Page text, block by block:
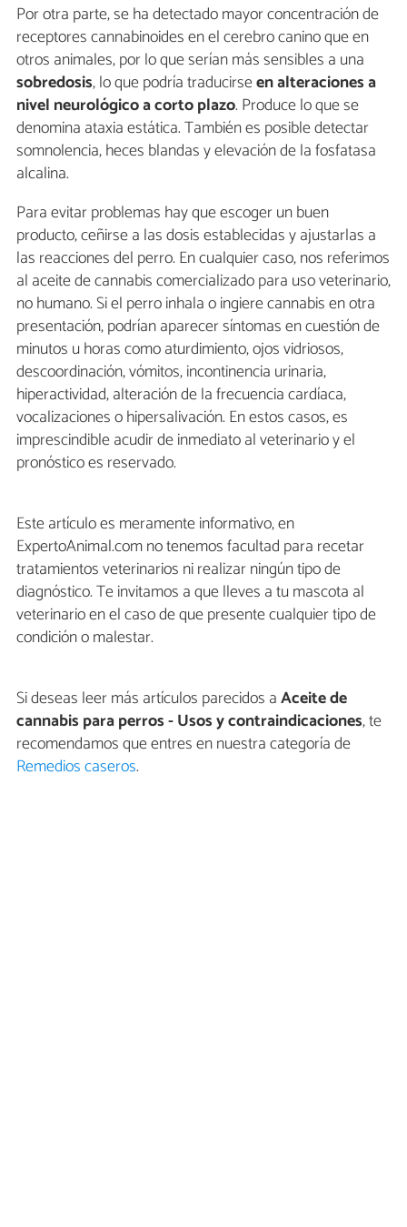
Por otra parte, se ha detectado mayor concentración de
receptores cannabinoides en el cerebro canino que en
otros animales, por lo que serían más sensibles a una
sobredosis, lo que podría traducirseen alteraciones a
nivel neurológico a corto plazo. Produce lo que se
denomina ataxia estática. También es posible detectar
somnolencia, heces blandas y elevación de la fosfatasa
alcalina.
Para evitar problemas hay que escoger un buen
producto, ceñirse a las dosis establecidas y ajustarlas a
las reacciones del perro. En cualquier caso, nos referimos
al aceite de cannabis comercializado para uso veterinario,
no humano. Si el perro inhala o ingiere cannabis en otra
presentación, podrían aparecer síntomas en cuestión de
minutos u horas como aturdimiento, ojos vidriosos,
descoordinación, vómitos, incontinencia urinaria,
hiperactividad, alteración de la frecuencia cardíaca,
vocalizaciones o hipersalivación. En estos casos, es
imprescindible acudir de inmediato al veterinario y el
pronóstico es reservado.
Este artículo es meramente informativo, en
ExpertoAnimal.com no tenemos facultad para recetar
tratamientos veterinarios ni realizar ningún tipo de
diagnóstico. Te invitamos a que lleves a tu mascota al
veterinario en el caso de que presente cualquier tipo de
condición o malestar.
Si deseas leer más artículos parecidos aAceite de
cannabis para perros - Usos y contraindicaciones, te
recomendamos que entres en nuestra categoría de
Remedios caseros.